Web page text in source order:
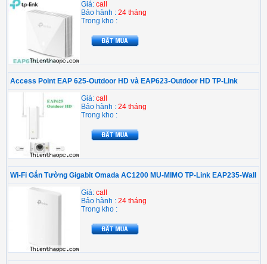
Giá: call
Bảo hành : 24 tháng
Trong kho :
Access Point EAP 625-Outdoor HD và EAP623-Outdoor HD TP-Link
Giá: call
Bảo hành : 24 tháng
Trong kho :
Wi-Fi Gắn Tường Gigabit Omada AC1200 MU-MIMO TP-Link EAP235-Wall
Giá: call
Bảo hành : 24 tháng
Trong kho :